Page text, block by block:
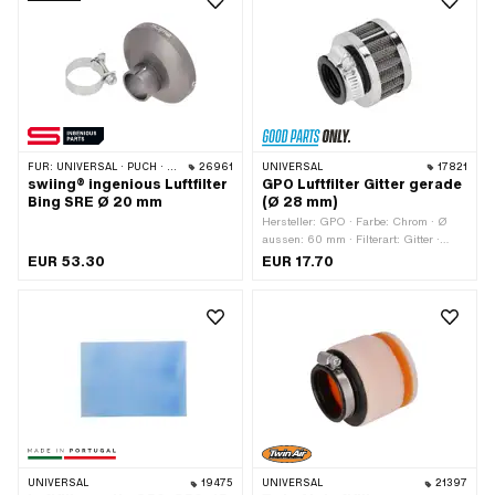
Anschluss innen: 32 mm · Getarnt:
Nein · Anwendungsbereich: Tuning
FÜR: UNIVERSAL · PUCH · SACHS 26961
swiing® ingenious Luftfilter
Bing SRE Ø 20 mm
EUR 53.30
UNIVERSAL 17821
GPO Luftfilter Gitter gerade
(Ø 28 mm)
Hersteller: GPO · Farbe: Chrom · Ø
aussen: 60 mm · Filterart: Gitter ·
Befestigungsart: Steckverbindung
Nein · Anwendungsbereich: Tuning
EUR 17.70
UNIVERSAL 19475 UNIVERSAL 21397